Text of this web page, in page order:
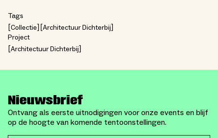
Tags
Collectie
Architectuur Dichterbij
Project
Architectuur Dichterbij
Nieuwsbrief
Ontvang als eerste uitnodigingen voor onze events en blijf
op de hoogte van komende tentoonstellingen.